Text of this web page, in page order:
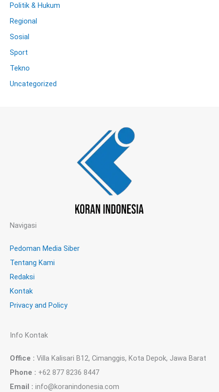
Politik & Hukum
Regional
Sosial
Sport
Tekno
Uncategorized
Navigasi
Pedoman Media Siber
Tentang Kami
Redaksi
Kontak
Privacy and Policy
Info Kontak
Office : Villa Kalisari B12, Cimanggis, Kota Depok, Jawa Barat
Phone : +62 877 8236 8447
Email : info@koranindonesia.com